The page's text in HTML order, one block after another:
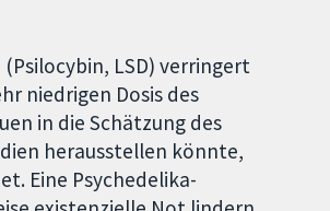
LSD) verringert
niedrigen Dosis des
in die Schätzung des
herausstellen könnte,
Eine Psychedelika-